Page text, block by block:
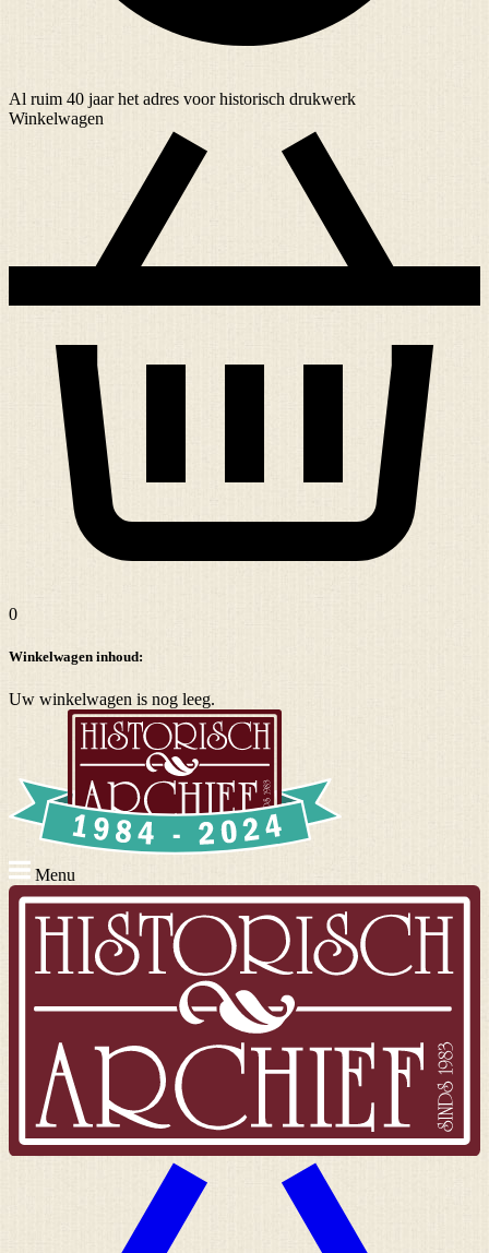
Al ruim 40 jaarhet adres voor historisch drukwerk
Winkelwagen
0
Winkelwagen inhoud:
Uw winkelwagen is nog leeg.
Menu